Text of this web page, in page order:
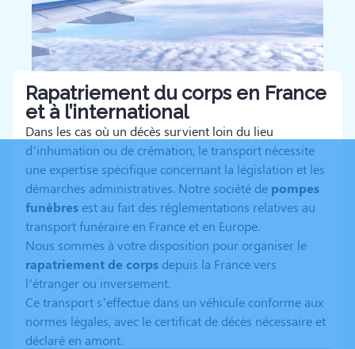
Rapatriement du corps en France
et à l’international
Dans les cas où un décès survient loin du lieu
d’inhumation ou de crémation, le transport nécessite
une expertise spécifique concernant la législation et les
démarches administratives. Notre société de pompes
funèbres est au fait des réglementations relatives au
transport funéraire en France et en Europe.
Nous sommes à votre disposition pour organiser le
rapatriement de corps depuis la France vers
l’étranger ou inversement.
Ce transport s’effectue dans un véhicule conforme aux
normes légales, avec le certificat de décès nécessaire et
déclaré en amont.